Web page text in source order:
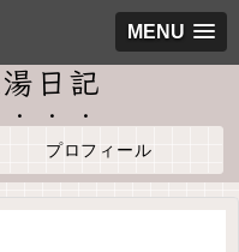
MENU
日記
プロフィール